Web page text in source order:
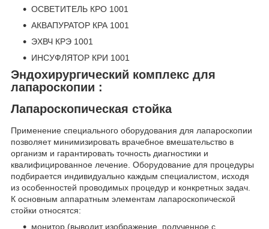
ОСВЕТИТЕЛЬ КРО 1001
АКВАПУРАТОР КРА 1001
ЭХВЧ КРЭ 1001
ИНСУФЛЯТОР КРИ 1001
Эндохирургический комплекс для
лапароскопии :
Лапароскопическая стойка
Применение специального оборудования для лапароскопии
позволяет минимизировать врачебное вмешательство в
организм и гарантировать точность диагностики и
квалифицированное лечение. Оборудование для процедуры
подбирается индивидуально каждым специалистом, исходя
из особенностей проводимых процедур и конкретных задач.
К основным аппаратным элементам лапароскопической
стойки относятся:
монитор (выводит изображение, полученное с